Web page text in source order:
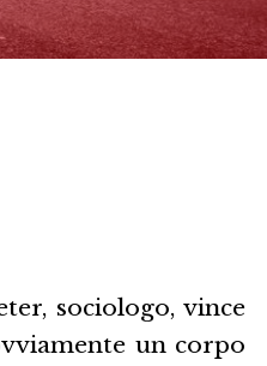
sociologo, vince
un corpo